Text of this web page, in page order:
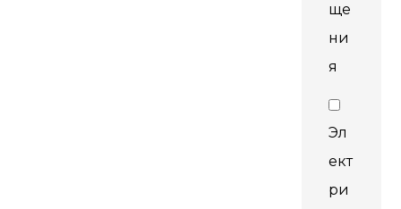
ще
ни
я
Эл
ект
ри